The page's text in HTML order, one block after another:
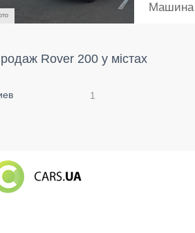
Машина
Rover 200 у містах
1